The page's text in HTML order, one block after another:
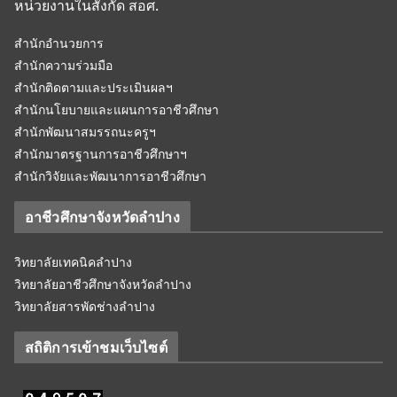
หน่วยงานในสังกัด สอศ.
สำนักอำนวยการ
สำนักความร่วมมือ
สำนักติดตามและประเมินผลฯ
สำนักนโยบายและแผนการอาชีวศึกษา
สำนักพัฒนาสมรรถนะครูฯ
สำนักมาตรฐานการอาชีวศึกษาฯ
สำนักวิจัยและพัฒนาการอาชีวศึกษา
อาชีวศึกษาจังหวัดลำปาง
วิทยาลัยเทคนิคลำปาง
วิทยาลัยอาชีวศึกษาจังหวัดลำปาง
วิทยาลัยสารพัดช่างลำปาง
สถิติการเข้าชมเว็บไซต์